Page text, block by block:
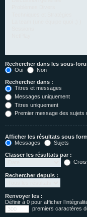
Rechercher dans les sous-
Oui
Non
Rechercher dans :
Titres et messages
Messages uniquement
Titres uniquement
Premier message des sujets
Afficher les résultats sous
Messages
Sujets
Classer les résultats par :
Rechercher depuis :
Renvoyer les :
Définir à 0 pour afficher
premiers caractères